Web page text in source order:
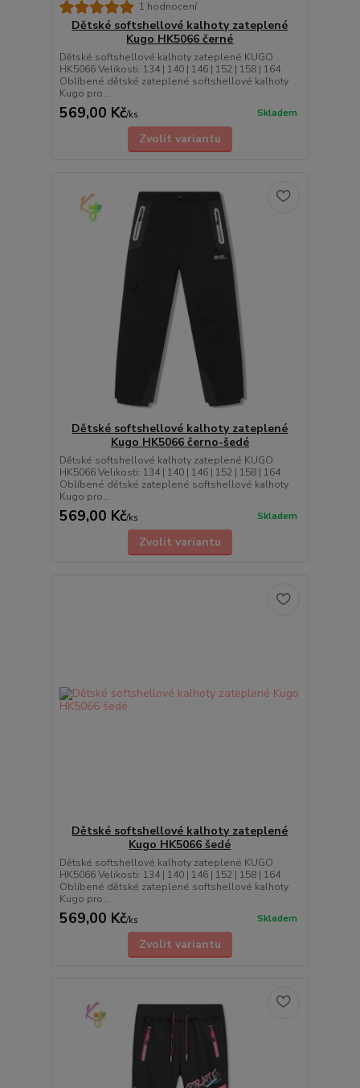
1 hodnocení
Dětské softshellové kalhoty zateplené
Kugo HK5066 černé
Dětské softshellové kalhoty zateplené KUGO
HK5066 Velikosti: 134 | 140 | 146 | 152 | 158 | 164
Oblíbené dětské zateplené softshellové kalhoty
Kugo pro...
569,00 Kč/ks Skladem
Zvolit variantu
Dětské softshellové kalhoty zateplené
Kugo HK5066 černo-šedé
Dětské softshellové kalhoty zateplené KUGO
HK5066 Velikosti: 134 | 140 | 146 | 152 | 158 | 164
Oblíbené dětské zateplené softshellové kalhoty
Kugo pro...
569,00 Kč/ks Skladem
Zvolit variantu
Dětské softshellové kalhoty zateplené
Kugo HK5066 šedé
Dětské softshellové kalhoty zateplené KUGO
HK5066 Velikosti: 134 | 140 | 146 | 152 | 158 | 164
Oblíbené dětské zateplené softshellové kalhoty
Kugo pro...
569,00 Kč/ks Skladem
Zvolit variantu